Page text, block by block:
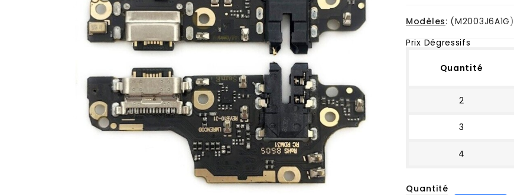
Modèles: (M2003J6A1G)
Prix Dégressifs
Quantité
2
3
4
Quantité